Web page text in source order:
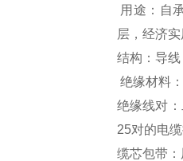
用途：自
层，经济
结构：导
绝缘材料
绝缘线对
25对的电
缆芯包带